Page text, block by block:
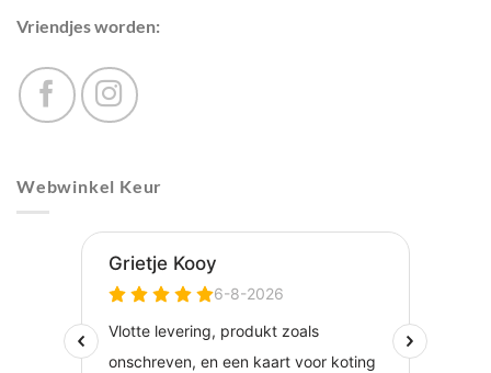
Vriendjes worden:
Webwinkel Keur